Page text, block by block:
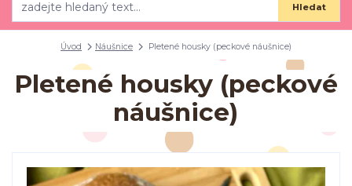
Hledat
Úvod Náušnice Pletené housky (peckové náušnice)
Pletené housky (peckové
náušnice)